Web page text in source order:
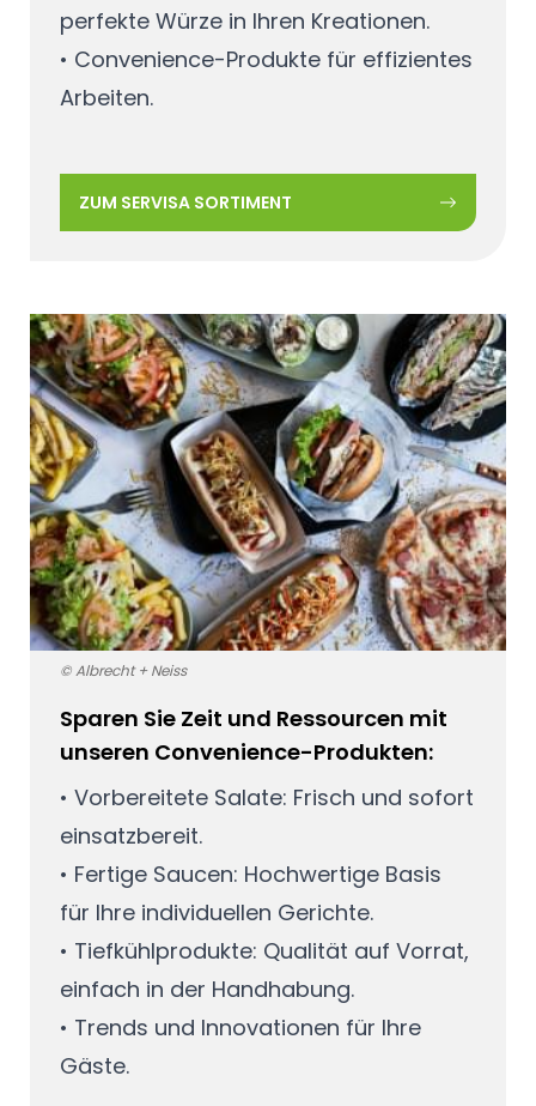
perfekte Würze in Ihren Kreationen.
• Convenience-Produkte für effizientes
Arbeiten.
ZUM SERVISA SORTIMENT
© Albrecht + Neiss
Sparen Sie Zeit und Ressourcen mit
unseren Convenience-Produkten:
• Vorbereitete Salate: Frisch und sofort
einsatzbereit.
• Fertige Saucen: Hochwertige Basis
für Ihre individuellen Gerichte.
• Tiefkühlprodukte: Qualität auf Vorrat,
einfach in der Handhabung.
• Trends und Innovationen für Ihre
Gäste.